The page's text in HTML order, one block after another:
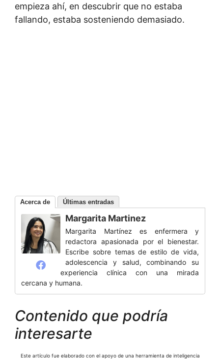
empieza ahí, en descubrir que no estaba
fallando, estaba sosteniendo demasiado.
Acerca de Últimas entradas
Margarita Martinez
Margarita Martínez es enfermera y
redactora apasionada por el bienestar.
Escribe sobre temas de estilo de vida,
adolescencia y salud, combinando su
experiencia clínica con una mirada
cercana y humana.
Contenido que podría
interesarte
Este artículo fue elaborado con el apoyo de una herramienta de inteligencia